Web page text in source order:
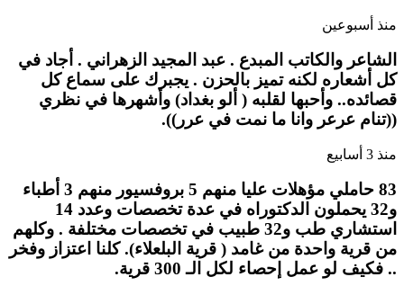
منذ أسبوعين
الشاعر والكاتب المبدع . عبد المجيد الزهراني . أجاد في
كل أشعاره لكنه تميز بالحزن . يجبرك على سماع كل
قصائده.. وأحبها لقلبه ( ألو بغداد) وأشهرها في نظري
((تنام عرعر وانا ما نمت في عرر)).
منذ 3 أسابيع
83 حاملي مؤهلات عليا منهم 5 بروفسيور منهم 3 أطباء
و32 يحملون الدكتوراه في عدة تخصصات وعدد 14
استشاري طب و32 طبيب في تخصصات مختلفة . وكلهم
من قرية واحدة من غامد ( قرية البلعلاء). كلنا اعتزاز وفخر
.. فكيف لو عمل إحصاء لكل الـ 300 قرية.